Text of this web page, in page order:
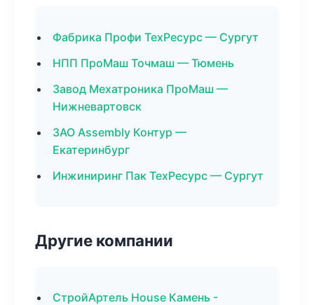
Фабрика Профи ТехРесурс — Сургут
НПП ПроМаш Точмаш — Тюмень
Завод Мехатроника ПроМаш —
Нижневартовск
ЗАО Assembly Контур —
Екатеринбург
Инжиниринг Пак ТехРесурс — Сургут
Другие компании
СтройАртель House Камень -